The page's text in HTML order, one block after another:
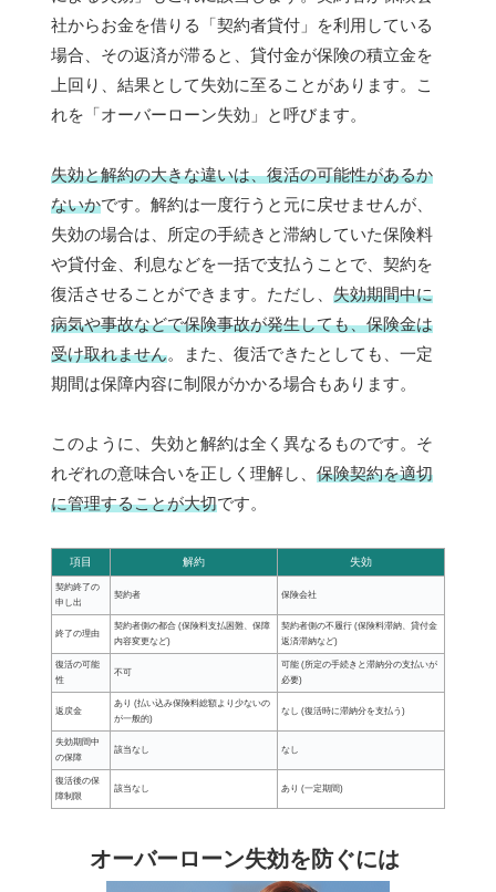
社からお金を借りる「契約者貸付」を利用している
場合、その返済が滞ると、貸付金が保険の積立金を
上回り、結果として失効に至ることがあります。こ
れを「オーバーローン失効」と呼びます。
失効と解約の大きな違いは、復活の可能性があるか
ないかです。解約は一度行うと元に戻せませんが、
失効の場合は、所定の手続きと滞納していた保険料
や貸付金、利息などを一括で支払うことで、契約を
復活させることができます。ただし、 失効期間中に
病気や事故などで保険事故が発生しても、保険金は
受け取れません。また、復活できたとしても、一定
期間は保障内容に制限がかかる場合もあります。
このように、失効と解約は全く異なるものです。そ
れぞれの意味合いを正しく理解し、 保険契約を適切
に管理することが大切です。
項目 解約 失効
契約終了の
申し出
契約者 保険会社
終了の理由
契約者側の都合 (保険料支払困難、保障
内容変更など)
契約者側の不履行 (保険料滞納、貸付金
返済滞納など)
復活の可能
性
不可
可能 (所定の手続きと滞納分の支払いが
必要)
返戻金
あり (払い込み保険料総額より少ないの
が一般的)
なし (復活時に滞納分を支払う)
失効期間中
の保障
該当なし なし
復活後の保
障制限
該当なし あり (一定期間)
オーバーローン失効を防ぐには